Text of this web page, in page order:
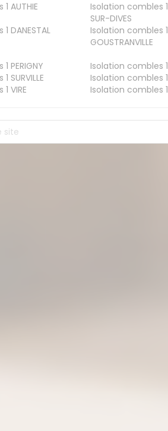
1 AUTHIE Isolation combles 1
SUR-DIVES
1 DANESTAL
Isolation combles 1
GOUSTRANVILLE
1 PERIGNY Isolation combles 1
1 SURVILLE Isolation combles 1
1 VIRE Isolation combles 1